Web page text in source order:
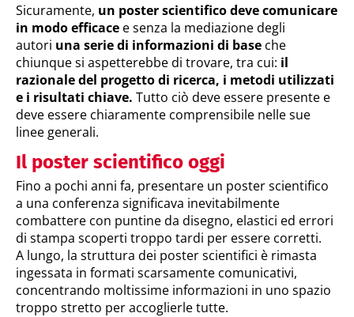
Sicuramente, un poster scientifico deve comunicare
in modo efficace e senza la mediazione degli
autori una serie di informazioni di base che
chiunque si aspetterebbe di trovare, tra cui: il
razionale del progetto di ricerca, i metodi utilizzati
e i risultati chiave. Tutto ciò deve essere presente e
deve essere chiaramente comprensibile nelle sue
linee generali.
Il poster scientifico oggi
Fino a pochi anni fa, presentare un poster scientifico
a una conferenza significava inevitabilmente
combattere con puntine da disegno, elastici ed errori
di stampa scoperti troppo tardi per essere corretti.
A lungo, la struttura dei poster scientifici è rimasta
ingessata in formati scarsamente comunicativi,
concentrando moltissime informazioni in uno spazio
troppo stretto per accoglierle tutte.